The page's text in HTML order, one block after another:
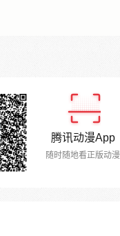
腾讯动漫App
随时随地看正版动漫